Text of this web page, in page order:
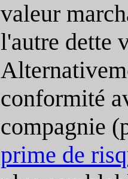
valeur
l'autre dette
conformité
compagnie
prime de